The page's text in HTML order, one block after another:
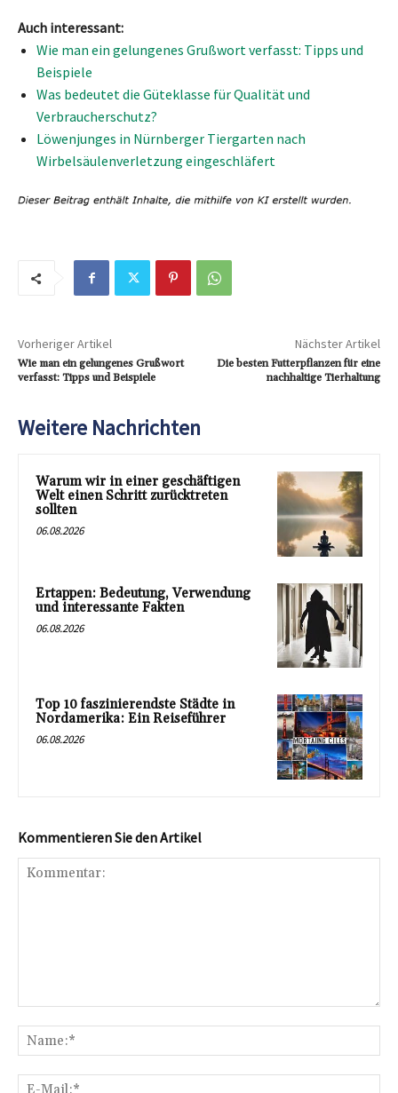
Auch interessant:
Wie man ein gelungenes Grußwort verfasst: Tipps und
Beispiele
Was bedeutet die Güteklasse für Qualität und
Verbraucherschutz?
Löwenjunges in Nürnberger Tiergarten nach
Wirbelsäulenverletzung eingeschläfert
Vorheriger Artikel
Wie man ein gelungenes Grußwort
verfasst: Tipps und Beispiele
Nächster Artikel
Die besten Futterpflanzen für eine
nachhaltige Tierhaltung
Weitere Nachrichten
Warum wir in einer geschäftigen
Welt einen Schritt zurücktreten
sollten
06.08.2026
Ertappen: Bedeutung, Verwendung
und interessante Fakten
06.08.2026
Top 10 faszinierendste Städte in
Nordamerika: Ein Reiseführer
06.08.2026
Kommentieren Sie den Artikel